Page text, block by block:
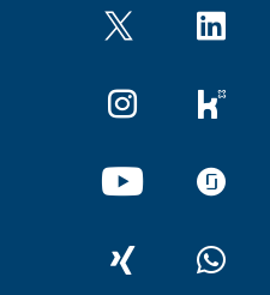
Twitter LinkedIn
Instagram kununu
YouTube
XING